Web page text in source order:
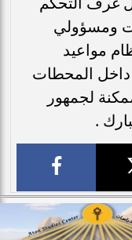
ومسؤولي
مواعيد
داخل المحطات
لجمهور
.